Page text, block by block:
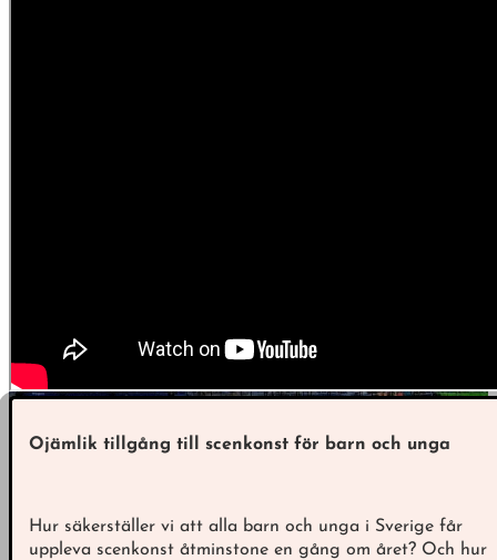
Ojämlik tillgång till scenkonst för barn och unga
Hur säkerställer vi att alla barn och unga i Sverige får
uppleva scenkonst åtminstone en gång om året? Och hur